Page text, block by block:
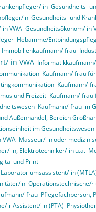
in Gesundheits-
in Gesundheits- und
VWA Gesundheitsökonom/-in
Hebamme/
Immobilienkaufmann/-frau
in VWA
Kaufmann/-frau
Kaufmann/-
und Freizeit Kaufmann/-frau
Kaufmann/-frau im
Außenhandel, Bereich
im Gesundheitswesen
VWA Masseur/-in oder
in, Elektrotechniker/-in u.a.
und Print
in
in Operationstechnische/
frau Pflegefachperson,
r Assistent/-in (PTA)